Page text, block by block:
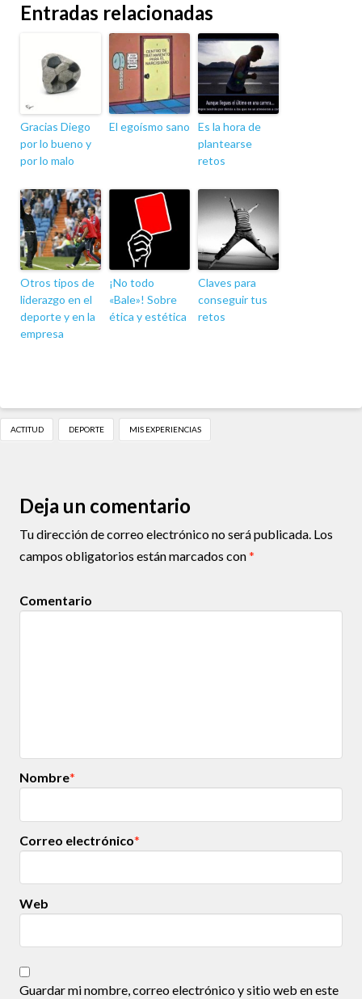
Entradas relacionadas
Gracias Diego
por lo bueno y
por lo malo
El egoísmo sano
Es la hora de
plantearse
retos
Otros tipos de
liderazgo en el
deporte y en la
empresa
¡No todo
«Bale»! Sobre
ética y estética
Claves para
conseguir tus
retos
ACTITUD DEPORTE MIS EXPERIENCIAS
Deja un comentario
Tu dirección de correo electrónico no será publicada. Los
campos obligatorios están marcados con*
Comentario
Nombre*
Correo electrónico*
Web
Guardar mi nombre, correo electrónico y sitio web en este